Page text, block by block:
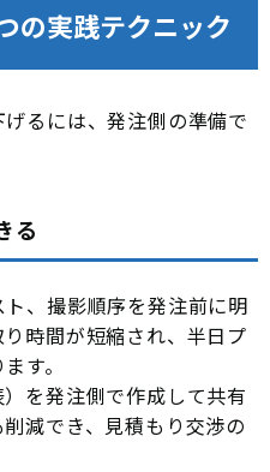
の実践テクニック
るには、発注側の準備で
る
、撮影順序を発注前に明
時間が短縮され、半日プ
す。
を発注側で作成して共有
減でき、見積もり交渉の